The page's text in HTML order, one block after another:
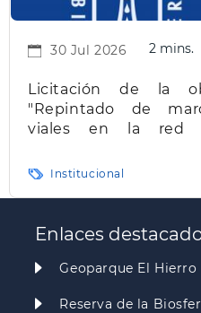
30 Jul 2026 2 mins.
Licitación de la
"Repintado de
viales en la red
Hierro"
Institucional
Enlaces
Geoparque El Hierro
Reserva de la